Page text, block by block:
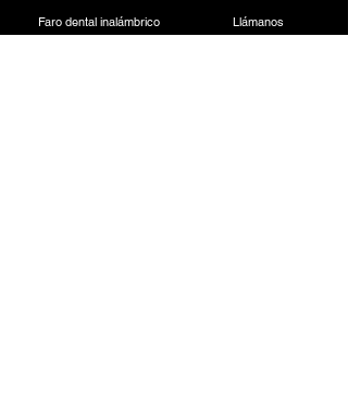
Faro dental inalámbrico Llámanos